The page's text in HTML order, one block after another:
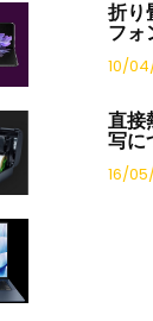
折り
フォ
10/
直接
写に
16/